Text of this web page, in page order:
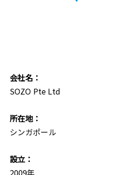
会社名：
SOZO Pte Ltd
所在地：
シンガポール
設⽴：
2009年